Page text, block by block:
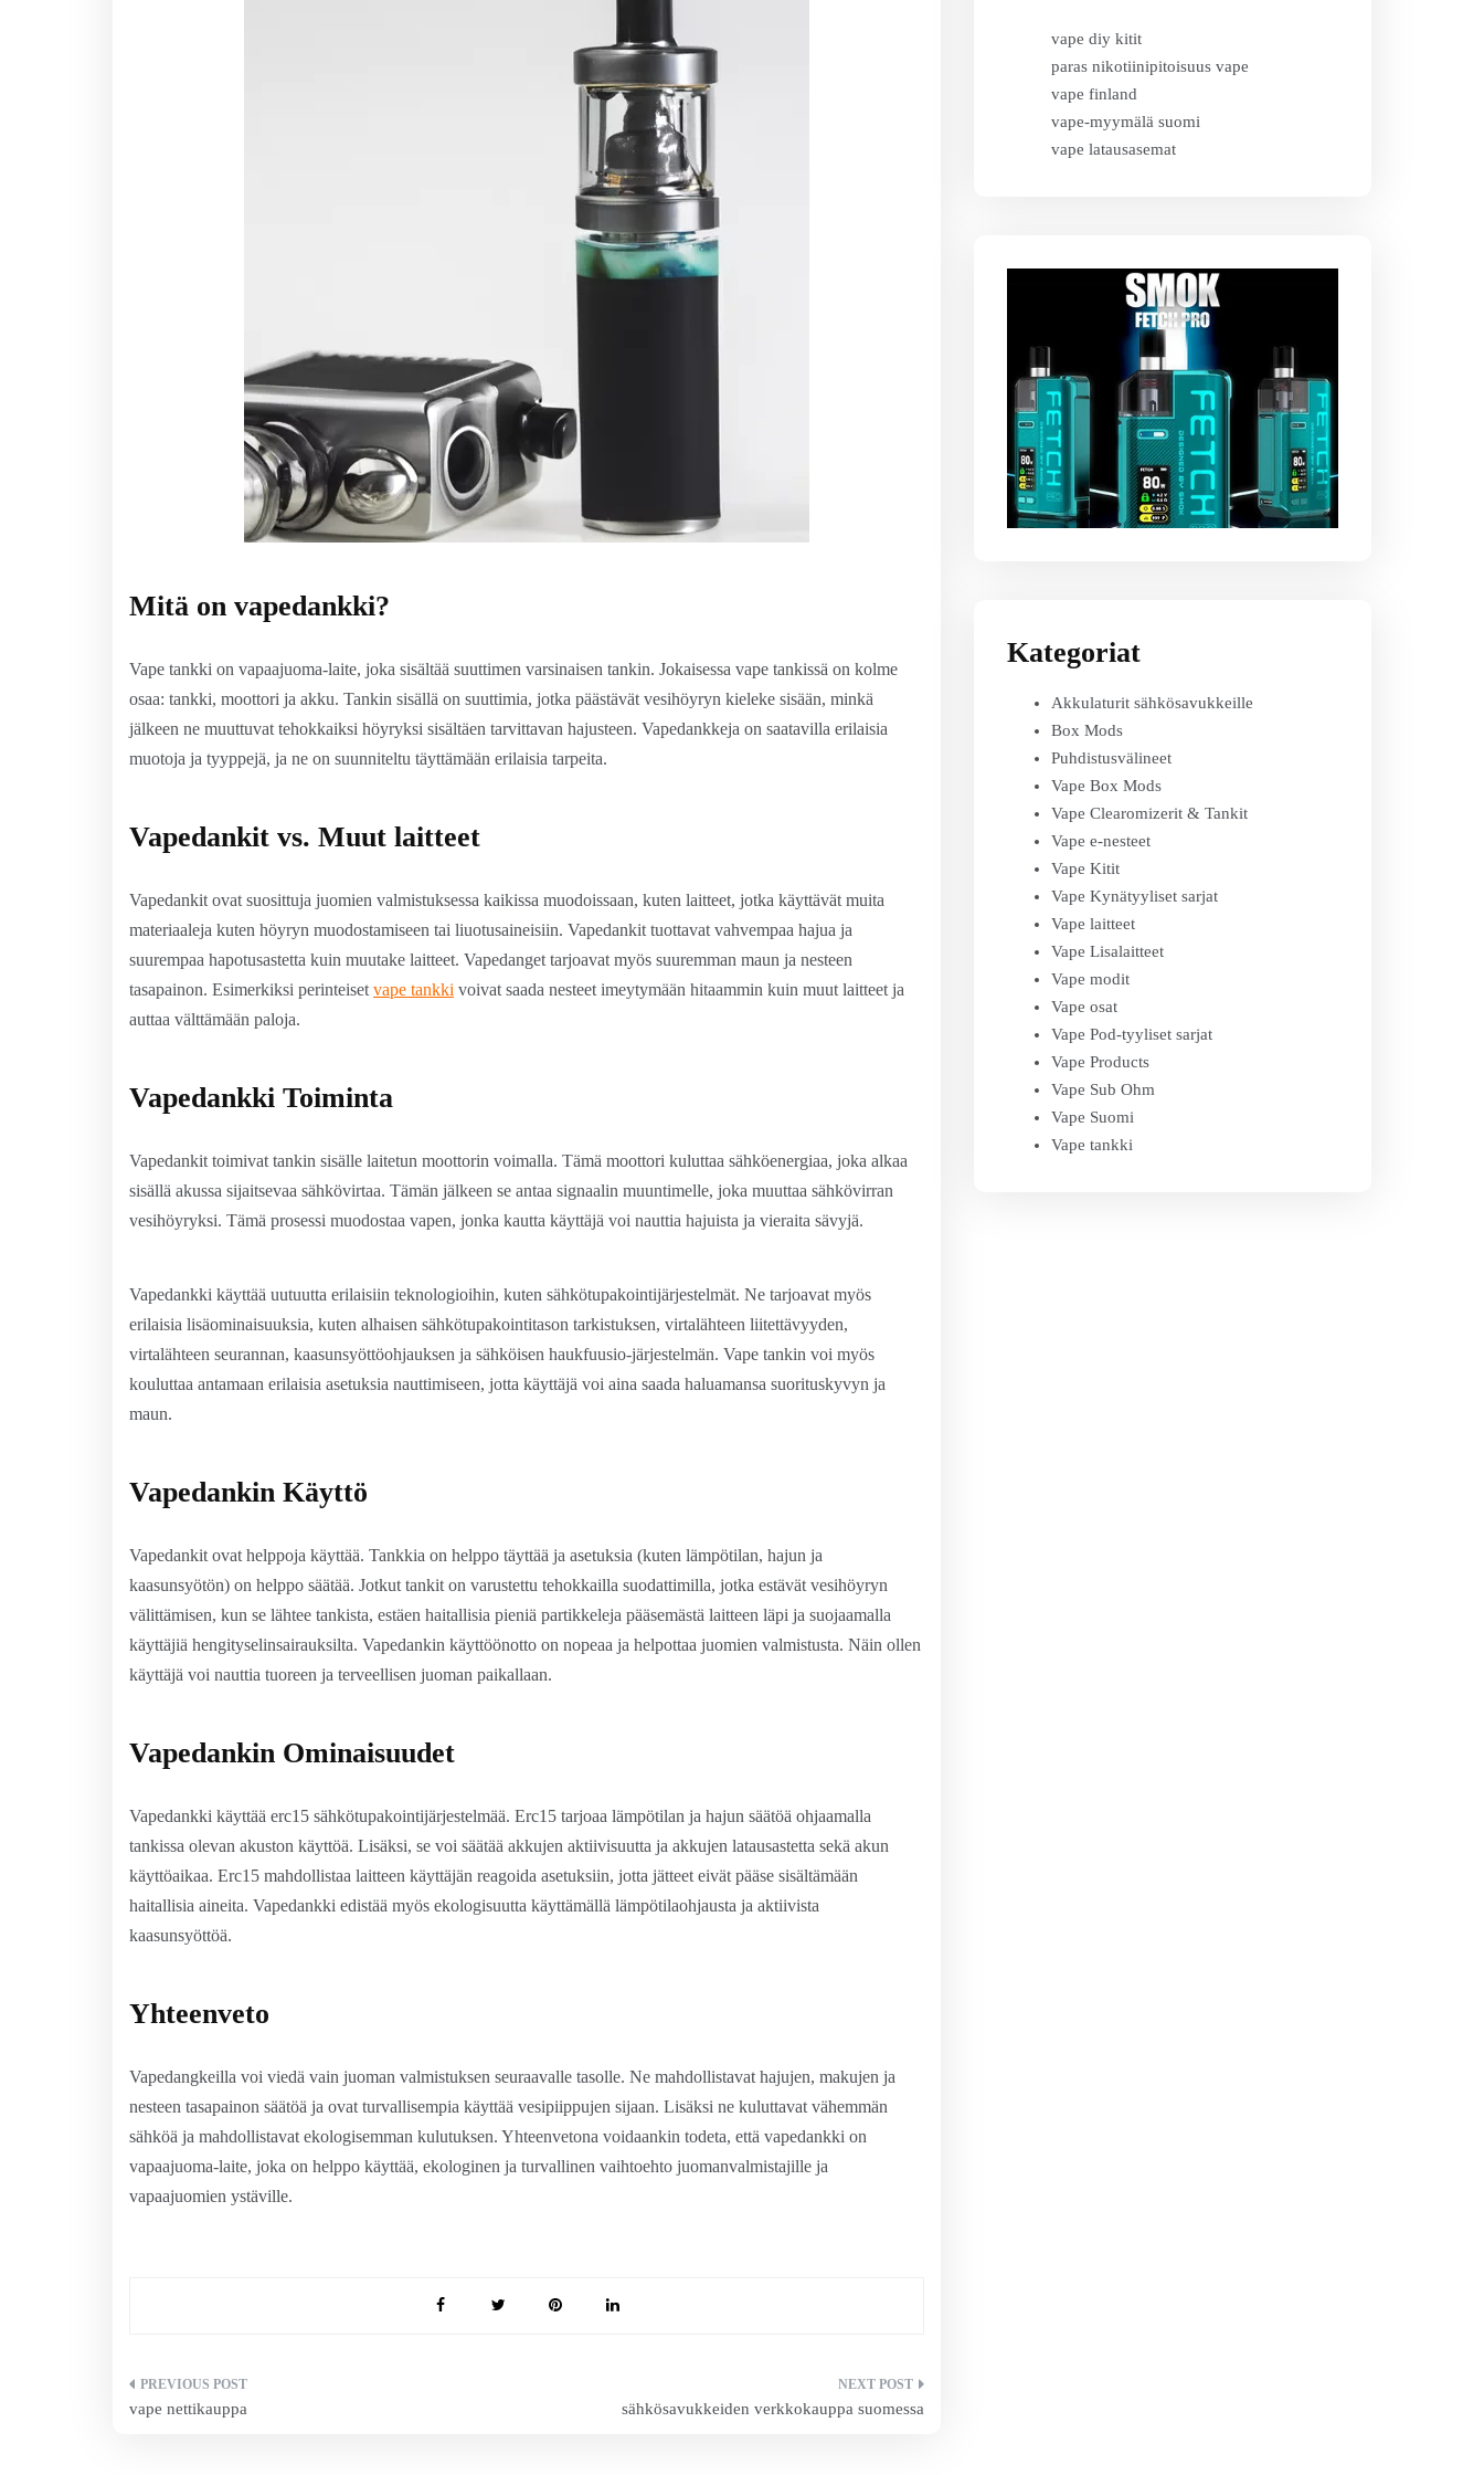
Mitä on vapedankki?
Vape tankki on vapaajuoma-laite, joka sisältää suuttimen varsinaisen tankin. Jokaisessa vape tankissä on kolme
osaa: tankki, moottori ja akku. Tankin sisällä on suuttimia, jotka päästävät vesihöyryn kieleke sisään, minkä
jälkeen ne muuttuvat tehokkaiksi höyryksi sisältäen tarvittavan hajusteen. Vapedankkeja on saatavilla erilaisia
muotoja ja tyyppejä, ja ne on suunniteltu täyttämään erilaisia tarpeita.
Vapedankit vs. Muut laitteet
Vapedankit ovat suosittuja juomien valmistuksessa kaikissa muodoissaan, kuten laitteet, jotka käyttävät muita
materiaaleja kuten höyryn muodostamiseen tai liuotusaineisiin. Vapedankit tuottavat vahvempaa hajua ja
suurempaa hapotusastetta kuin muutake laitteet. Vapedanget tarjoavat myös suuremman maun ja nesteen
tasapainon. Esimerkiksi perinteiset vape tankki voivat saada nesteet imeytymään hitaammin kuin muut laitteet ja
auttaa välttämään paloja.
Vapedankki Toiminta
Vapedankit toimivat tankin sisälle laitetun moottorin voimalla. Tämä moottori kuluttaa sähköenergiaa, joka alkaa
sisällä akussa sijaitsevaa sähkövirtaa. Tämän jälkeen se antaa signaalin muuntimelle, joka muuttaa sähkövirran
vesihöyryksi. Tämä prosessi muodostaa vapen, jonka kautta käyttäjä voi nauttia hajuista ja vieraita sävyjä.
Vapedankki käyttää uutuutta erilaisiin teknologioihin, kuten sähkötupakointijärjestelmät. Ne tarjoavat myös
erilaisia lisäominaisuuksia, kuten alhaisen sähkötupakointitason tarkistuksen, virtalähteen liitettävyyden,
virtalähteen seurannan, kaasunsyöttöohjauksen ja sähköisen haukfuusio-järjestelmän. Vape tankin voi myös
kouluttaa antamaan erilaisia asetuksia nauttimiseen, jotta käyttäjä voi aina saada haluamansa suorituskyvyn ja
maun.
Vapedankin Käyttö
Vapedankit ovat helppoja käyttää. Tankkia on helppo täyttää ja asetuksia (kuten lämpötilan, hajun ja
kaasunsyötön) on helppo säätää. Jotkut tankit on varustettu tehokkailla suodattimilla, jotka estävät vesihöyryn
välittämisen, kun se lähtee tankista, estäen haitallisia pieniä partikkeleja pääsemästä laitteen läpi ja suojaamalla
käyttäjiä hengityselinsairauksilta. Vapedankin käyttöönotto on nopeaa ja helpottaa juomien valmistusta. Näin ollen
käyttäjä voi nauttia tuoreen ja terveellisen juoman paikallaan.
Vapedankin Ominaisuudet
Vapedankki käyttää erc15 sähkötupakointijärjestelmää. Erc15 tarjoaa lämpötilan ja hajun säätöä ohjaamalla
tankissa olevan akuston käyttöä. Lisäksi, se voi säätää akkujen aktiivisuutta ja akkujen latausastetta sekä akun
käyttöaikaa. Erc15 mahdollistaa laitteen käyttäjän reagoida asetuksiin, jotta jätteet eivät pääse sisältämään
haitallisia aineita. Vapedankki edistää myös ekologisuutta käyttämällä lämpötilaohjausta ja aktiivista
kaasunsyöttöä.
Yhteenveto
Vapedangkeilla voi viedä vain juoman valmistuksen seuraavalle tasolle. Ne mahdollistavat hajujen, makujen ja
nesteen tasapainon säätöä ja ovat turvallisempia käyttää vesipiippujen sijaan. Lisäksi ne kuluttavat vähemmän
sähköä ja mahdollistavat ekologisemman kulutuksen. Yhteenvetona voidaankin todeta, että vapedankki on
vapaajuoma-laite, joka on helppo käyttää, ekologinen ja turvallinen vaihtoehto juomanvalmistajille ja
vapaajuomien ystäville.
Artikkelien
vape nettikauppa sähkösavukkeiden verkkokauppa suomessa
vape diy kitit
paras nikotiinipitoisuus vape
vape finland
vape-myymälä suomi
vape latausasemat
Kategoriat
Akkulaturit sähkösavukkeille
Box Mods
Puhdistusvälineet
Vape Box Mods
Vape Clearomizerit & Tankit
Vape e-nesteet
Vape Kitit
Vape Kynätyyliset sarjat
Vape laitteet
Vape Lisalaitteet
Vape modit
Vape osat
Vape Pod-tyyliset sarjat
Vape Products
Vape Sub Ohm
Vape Suomi
Vape tankki